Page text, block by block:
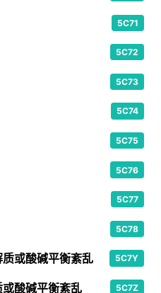
5C71
5C72
5C73
5C74
5C75
5C76
5C77
5C78
或酸碱平衡紊乱 5C7Y
酸碱平衡紊乱 5C7Z